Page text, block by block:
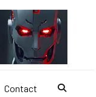
Contact